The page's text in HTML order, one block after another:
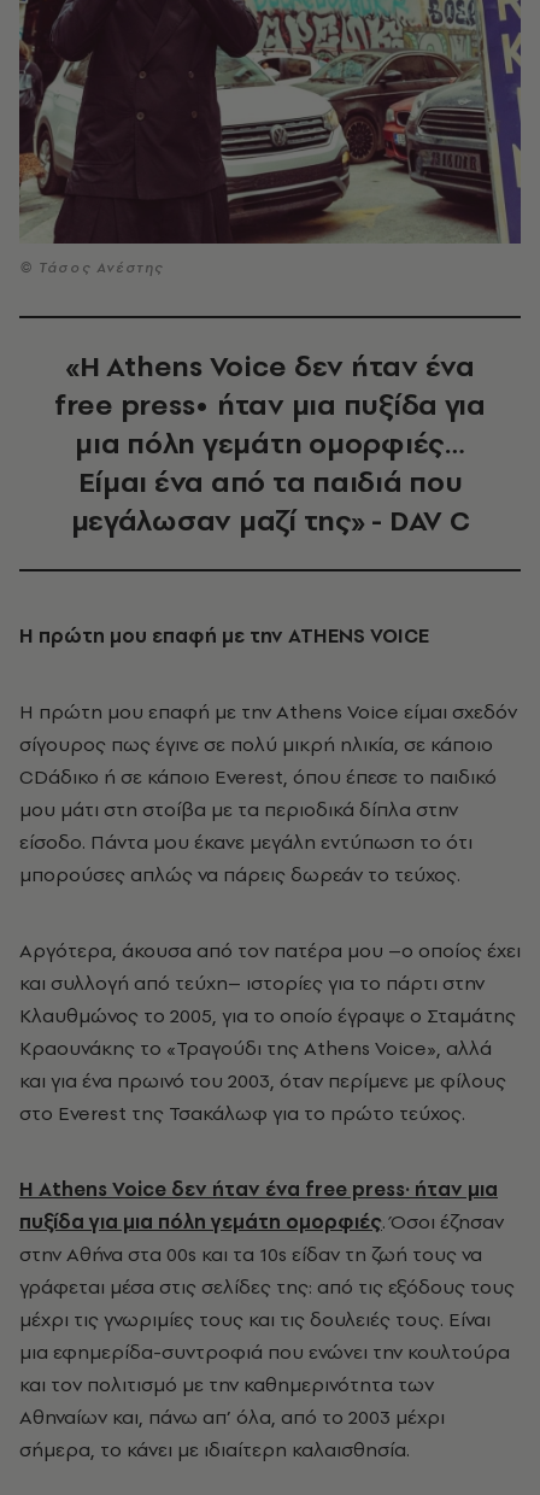
© Τάσος Ανέστης
«Η Athens Voice δεν ήταν ένα
free press• ήταν μια πυξίδα για
μια πόλη γεμάτη ομορφιές…
Είμαι ένα από τα παιδιά που
μεγάλωσαν μαζί της» - DAV C
Η πρώτη μου επαφή με την ATHENS VOICE
Η πρώτη μου επαφή με την Athens Voice είμαι σχεδόν
σίγουρος πως έγινε σε πολύ μικρή ηλικία, σε κάποιο
CDάδικο ή σε κάποιο Everest, όπου έπεσε το παιδικό
μου μάτι στη στοίβα με τα περιοδικά δίπλα στην
είσοδο. Πάντα μου έκανε μεγάλη εντύπωση το ότι
μπορούσες απλώς να πάρεις δωρεάν το τεύχος.
Αργότερα, άκουσα από τον πατέρα μου –ο οποίος έχει
και συλλογή από τεύχη– ιστορίες για το πάρτι στην
Κλαυθμώνος το 2005, για το οποίο έγραψε ο Σταμάτης
Κραουνάκης το «Τραγούδι της Athens Voice», αλλά
και για ένα πρωινό του 2003, όταν περίμενε με φίλους
στο Everest της Τσακάλωφ για το πρώτο τεύχος.
Η Athens Voice δεν ήταν ένα free press· ήταν μια
πυξίδα για μια πόλη γεμάτη ομορφιές. Όσοι έζησαν
στην Αθήνα στα 00s και τα 10s είδαν τη ζωή τους να
γράφεται μέσα στις σελίδες της: από τις εξόδους τους
μέχρι τις γνωριμίες τους και τις δουλειές τους. Είναι
μια εφημερίδα-συντροφιά που ενώνει την κουλτούρα
και τον πολιτισμό με την καθημερινότητα των
Αθηναίων και, πάνω απ’ όλα, από το 2003 μέχρι
σήμερα, το κάνει με ιδιαίτερη καλαισθησία.